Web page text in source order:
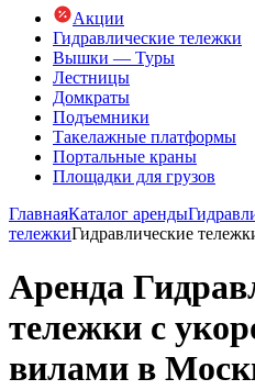
Акции
Гидравлические тележки
Вышки — Туры
Лестницы
Домкраты
Подъемники
Такелажные платформы
Портальные краны
Площадки для грузов
ГлавнаяКаталог аренды
тележкиГидравлические
Аренда
тележки с
вилами в